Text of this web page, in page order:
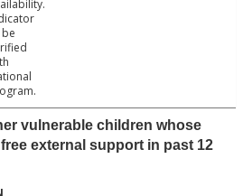
vulnerable children whose
external support in past 12